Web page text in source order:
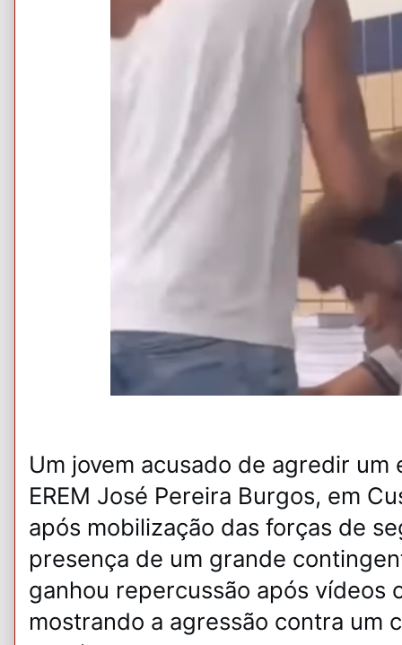
Um jovem acusado de agredir
EREM José Pereira Burgos, em
após mobilização das forças de
presença de um grande
ganhou repercussão após vídeos
mostrando a agressão contra um